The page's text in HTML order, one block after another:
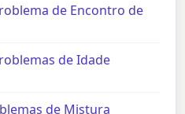
de Encontro de
de Idade
de Mistura